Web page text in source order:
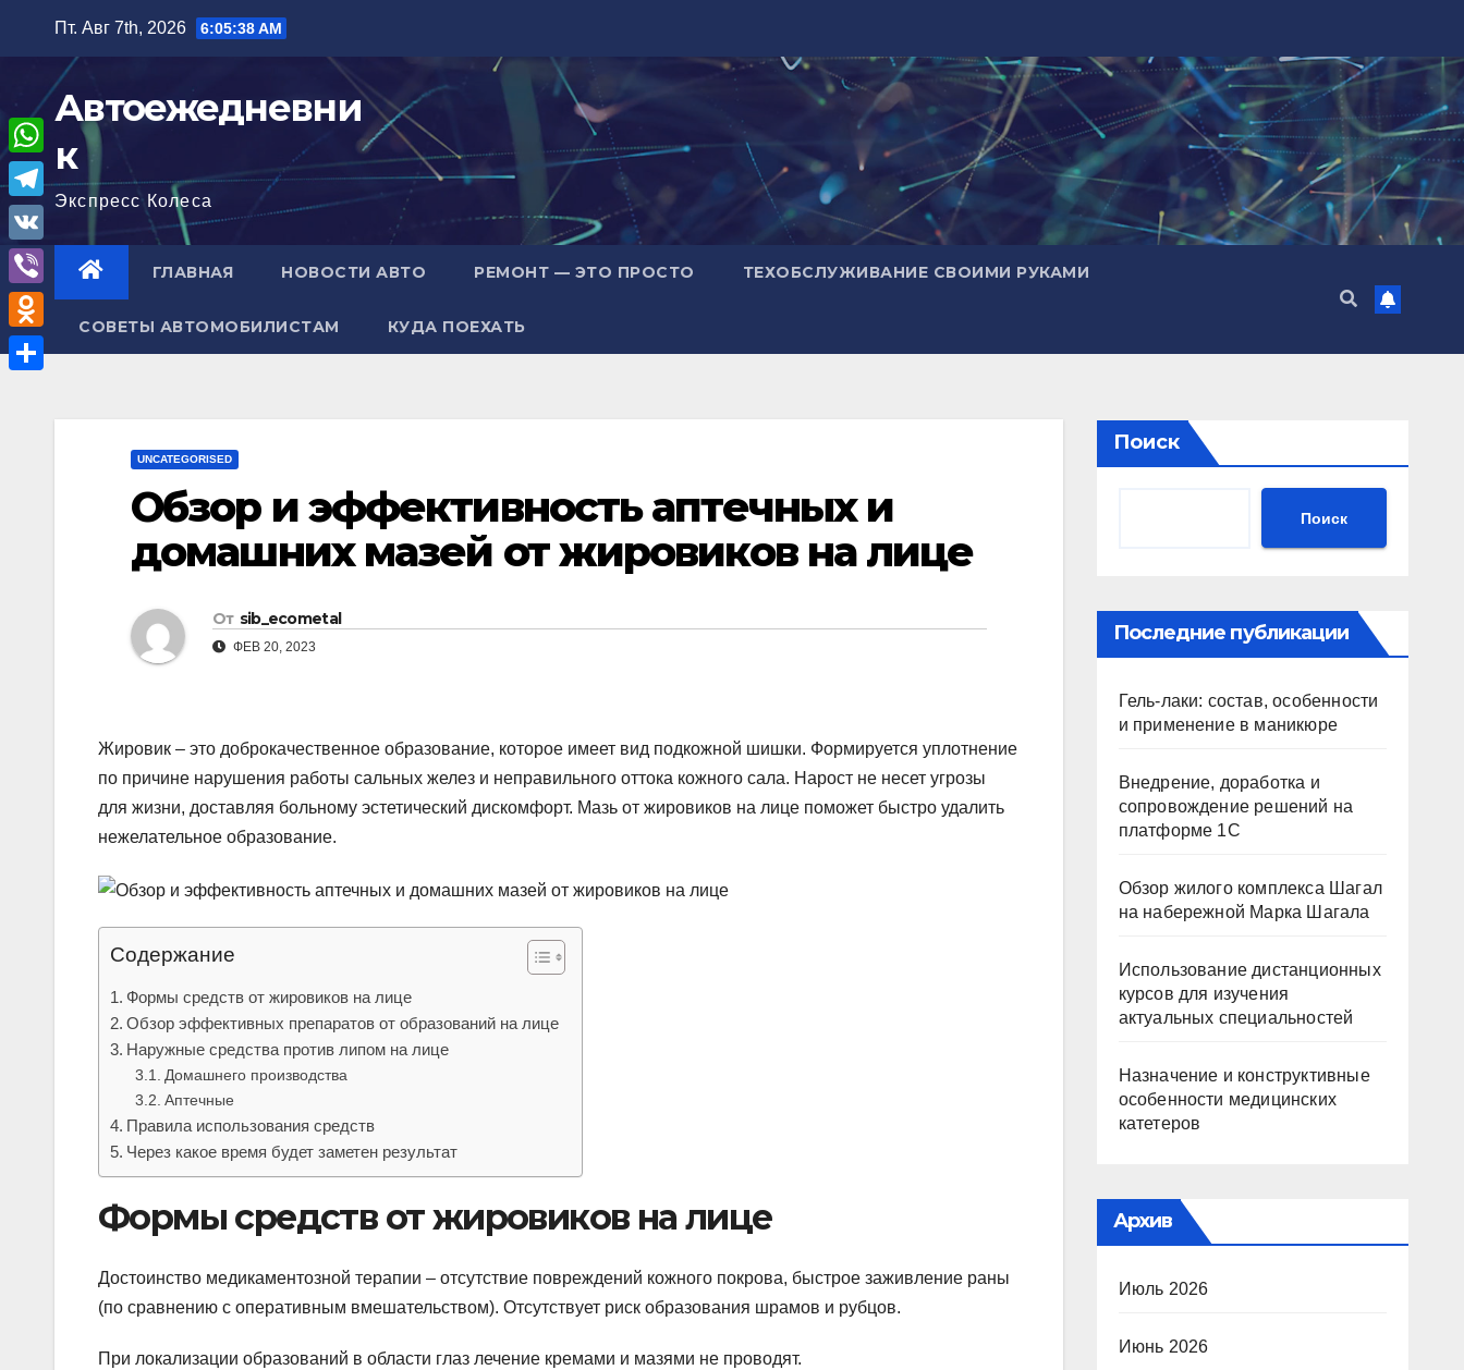
содержимому
Пт. Авг 7th, 2026 6:05:39 AM
Автоежедневни
к
Экспресс Колеса
ГЛАВНАЯ НОВОСТИ АВТО РЕМОНТ — ЭТО ПРОСТО ТЕХОБСЛУЖИВАНИЕ СВОИМИ РУКАМИ
СОВЕТЫ АВТОМОБИЛИСТАМ КУДА ПОЕХАТЬ
UNCATEGORISED
Обзор и эффективность аптечных и
домашних мазей от жировиков на лице
От sib_ecometal
ФЕВ 20, 2023
Жировик – это доброкачественное образование, которое имеет вид подкожной шишки. Формируется уплотнение
по причине нарушения работы сальных желез и неправильного оттока кожного сала. Нарост не несет угрозы
для жизни, доставляя больному эстетический дискомфорт. Мазь от жировиков на лице поможет быстро удалить
нежелательное образование.
Содержание
Формы средств от жировиков на лице
Обзор эффективных препаратов от образований на лице
Наружные средства против липом на лице
Домашнего производства
Аптечные
Правила использования средств
Через какое время будет заметен результат
Формы средств от жировиков на лице
Достоинство медикаментозной терапии – отсутствие повреждений кожного покрова, быстрое заживление раны
(по сравнению с оперативным вмешательством). Отсутствует риск образования шрамов и рубцов.
При локализации образований в области глаз лечение кремами и мазями не проводят.
Поиск
Поиск
Последние публикации
Гель-лаки: состав, особенности
и применение в маникюре
Внедрение, доработка и
сопровождение решений на
платформе 1С
Обзор жилого комплекса Шагал
на набережной Марка Шагала
Использование дистанционных
курсов для изучения
актуальных специальностей
Назначение и конструктивные
особенности медицинских
катетеров
Архив
Июль 2026
Июнь 2026
W
h
a
A
T
e
l
e
g
V
K
V
i
b
O